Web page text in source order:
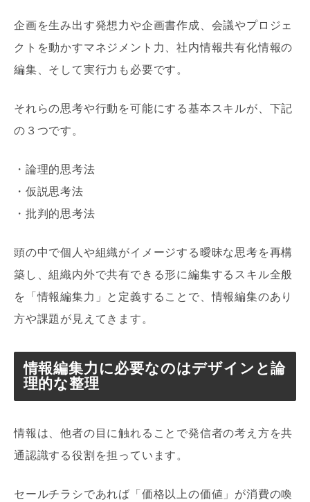
企画を生み出す発想力や企画書作成、会議やプロジェ
クトを動かすマネジメント力、社内情報共有化情報の
編集、そして実行力も必要です。
それらの思考や行動を可能にする基本スキルが、下記
の３つです。
・論理的思考法
・仮説思考法
・批判的思考法
頭の中で個人や組織がイメージする曖昧な思考を再構
築し、組織内外で共有できる形に編集するスキル全般
を「情報編集力」と定義することで、情報編集のあり
方や課題が見えてきます。
情報編集力に必要なのはデザインと論
理的な整理
情報は、他者の目に触れることで発信者の考え方を共
通認識する役割を担っています。
セールチラシであれば「価格以上の価値」が消費の喚